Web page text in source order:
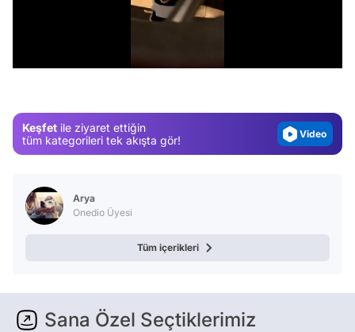
Keşfet ile ziyaret ettiğin
tüm kategorileri tek akışta gör!
Video
Arya
Onedio Üyesi
Tüm içerikleri
Sana Özel Seçtiklerimiz